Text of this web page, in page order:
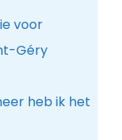
voor
Géry
heb ik het